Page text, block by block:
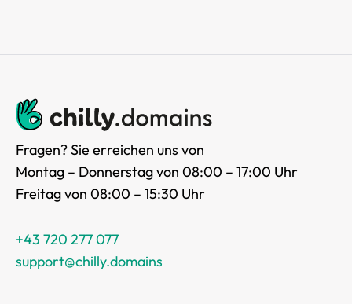
Fragen? Sie erreichen uns von
Montag – Donnerstag von 08:00 – 17:00 Uhr
Freitag von 08:00 – 15:30 Uhr
+43 720 277 077
support@chilly.domains